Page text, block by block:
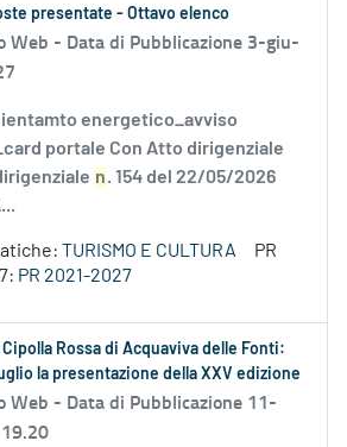
presentate - Ottavo elenco
Web - Data di Pubblicazione 3-giu-
energetico_avviso
portale Con Atto dirigenziale
n. 154 del 22/05/2026
TURISMO E CULTURA
PR
PR 2021-2027
Cipolla Rossa di Acquaviva delle Fonti:
la presentazione della XXV edizione
Web - Data di Pubblicazione 11-